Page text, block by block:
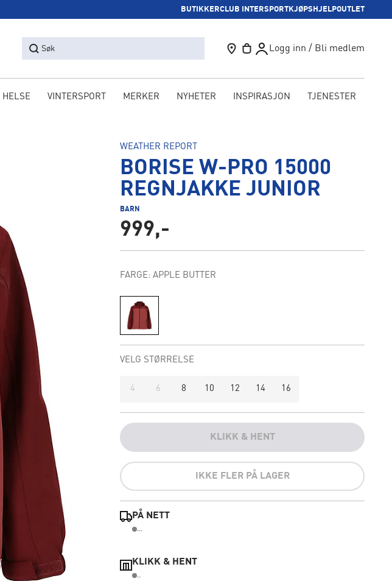
BUTIKKERCLUB INTERSPORTKJØPSHJELPOUTLET
Søk Logg inn / Bli medlem
HELSE VINTERSPORT MERKER NYHETER INSPIRASJON TJENESTER
WEATHER REPORT
BORISE W-PRO 15000
REGNJAKKE JUNIOR
BARN
999,-
FARGE: APPLE BUTTER
VELG STØRRELSE
4 6 8 10 12 14 16
KLIKK & HENT
IKKE FLER PÅ LAGER
PÅ NETT
...
KLIKK & HENT
..